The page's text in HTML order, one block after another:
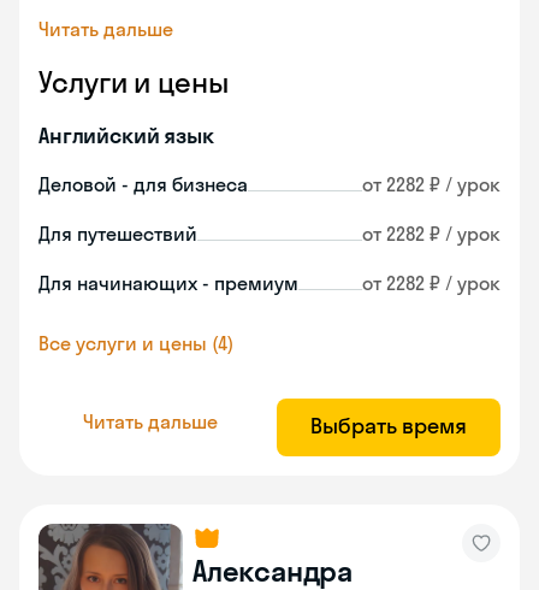
Читать дальше
Услуги и цены
Английский язык
Деловой - для бизнеса от 2282 ₽ / урок
Для путешествий от 2282 ₽ / урок
Для начинающих - премиум от 2282 ₽ / урок
Все услуги и цены (4)
Читать дальше Выбрать время
Александра